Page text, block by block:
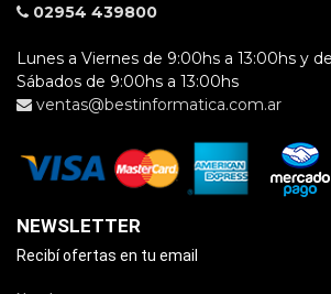
02954 439800
Lunes a Viernes de 9:00hs a 13:00hs y
Sábados de 9:00hs a 13:00hs
ventas@bestinformatica.com.ar
NEWSLETTER
Recibí ofertas en tu email